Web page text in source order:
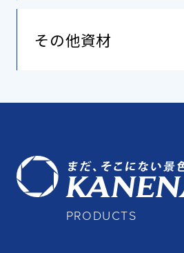
その他資材
PRODUCTS